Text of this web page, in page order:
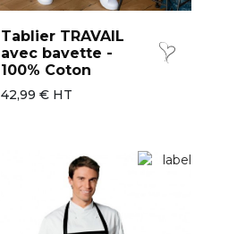
Tablier TRAVAIL
avec bavette -
100% Coton
42,99 € HT